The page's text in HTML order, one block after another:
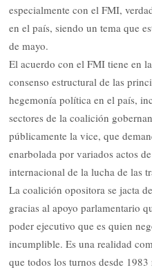
especialmente con el FMI,
en el país, siendo un tema que
de mayo.
El acuerdo con el FMI tiene en
consenso estructural de las
hegemonía política en el país,
sectores de la coalición
públicamente la vice, que
enarbolada por variados actos
internacional de la lucha de las
La coalición opositora se jacta
gracias al apoyo parlamentario
poder ejecutivo que es quien
incumplible. Es una realidad
que todos los turnos desde